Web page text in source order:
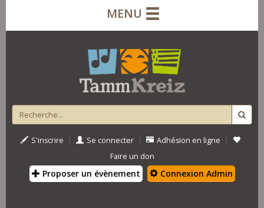
MENU
S'inscrire | Se connecter | Adhésion en ligne |
Faire un don
Proposer un évènement Connexion Admin